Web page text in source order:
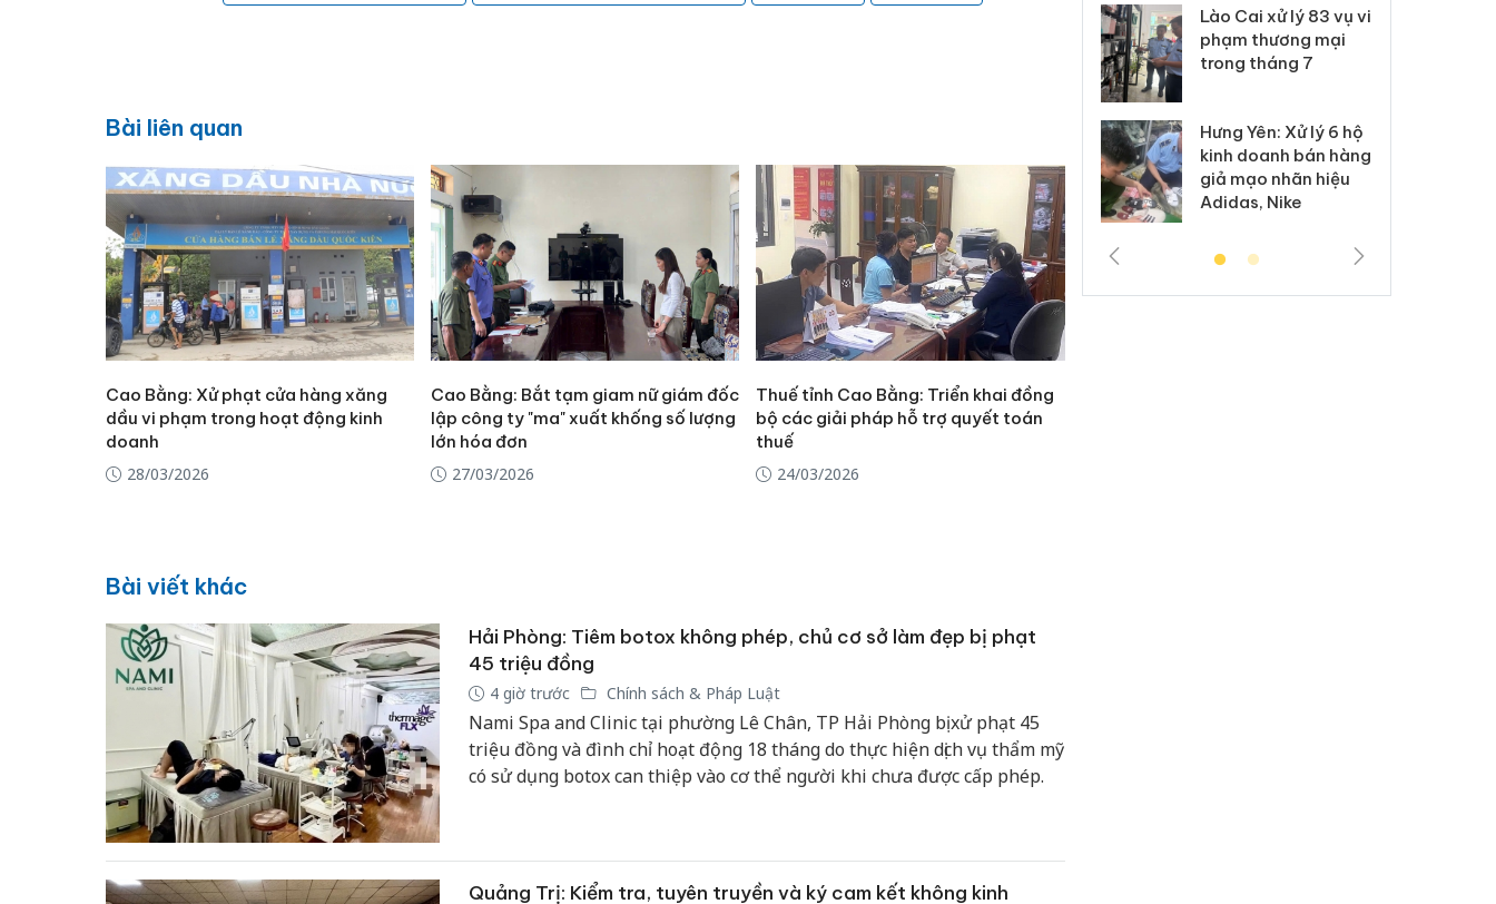
Bài liên quan
Cao Bằng: Xử phạt cửa hàng xăng
dầu vi phạm trong hoạt động kinh
doanh
28/03/2026
Cao Bằng: Bắt tạm giam nữ giám đốc
lập công ty "ma" xuất khống số lượng
lớn hóa đơn
27/03/2026
Thuế tỉnh Cao Bằng: Triển khai đồng
bộ các giải pháp hỗ trợ quyết toán
thuế
24/03/2026
Bài viết khác
Hải Phòng: Tiêm botox không phép, chủ cơ sở làm đẹp bị phạt
45 triệu đồng
4 giờ trước Chính sách & Pháp Luật
Nami Spa and Clinic tại phường Lê Chân, TP Hải Phòng bị xử phạt 45
triệu đồng và đình chỉ hoạt động 18 tháng do thực hiện dịch vụ thẩm mỹ
có sử dụng botox can thiệp vào cơ thể người khi chưa được cấp phép.
Quảng Trị: Kiểm tra, tuyên truyền và ký cam kết không kinh
hại trong vụ án buôn
bán bình sữa
Moyuum giả
Lào Cai xử lý 83 vụ vi
phạm thương mại
trong tháng 7
Hưng Yên: Xử lý 6 hộ
kinh doanh bán hàng
giả mạo nhãn hiệu
Adidas, Nike